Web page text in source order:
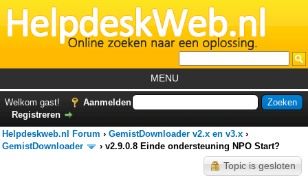
MENU
Foutcodes
Welkom gast!
Aanmelden
Registreren
Helpdeskweb.nl Forum › GemistDownloader v2.x en v3.x ›
GemistDownloader
› v2.9.0.8 Einde ondersteuning NPO Start?
Topic is gesloten